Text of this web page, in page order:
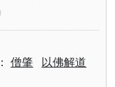
僧肇 以佛解道